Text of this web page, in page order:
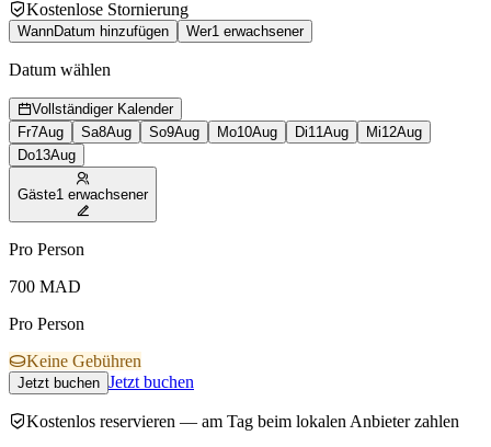
Kostenlose Stornierung
WannDatum hinzufügen Wer1 erwachsener
Datum wählen
Vollständiger Kalender
Fr7Aug Sa8Aug So9Aug Mo10Aug Di11Aug Mi12Aug
Do13Aug
Gäste1 erwachsener
Pro Person
700 MAD
Pro Person
Keine Gebühren
Jetzt buchen Jetzt buchen
Kostenlos reservieren — am Tag beim lokalen Anbieter zahlen